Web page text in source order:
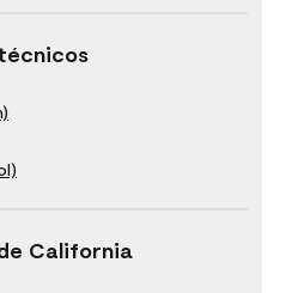
California